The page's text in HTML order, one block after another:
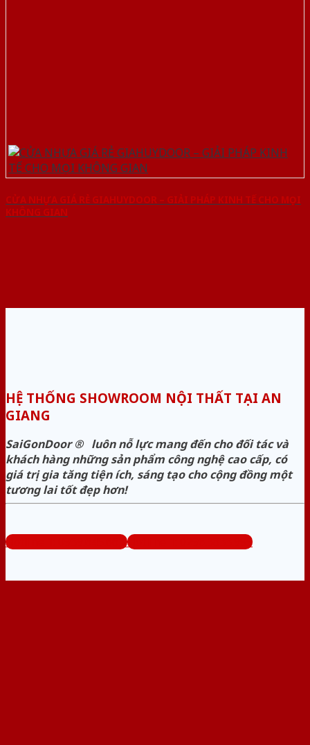
CỬA NHỰA GIÁ RẺ GIAHUYDOOR – GIẢI PHÁP KINH TẾ CHO MỌI
KHÔNG GIAN
HỆ THỐNG SHOWROOM NỘI THẤT TẠI AN
GIANG
SaiGonDoor ® luôn nỗ lực mang đến cho đối tác và
khách hàng những sản phẩm công nghệ cao cấp, có
giá trị gia tăng tiện ích, sáng tạo cho cộng đồng một
tương lai tốt đẹp hơn!
Hotline 1: 0939.645.663 Hotline 1: 0296.3833.995